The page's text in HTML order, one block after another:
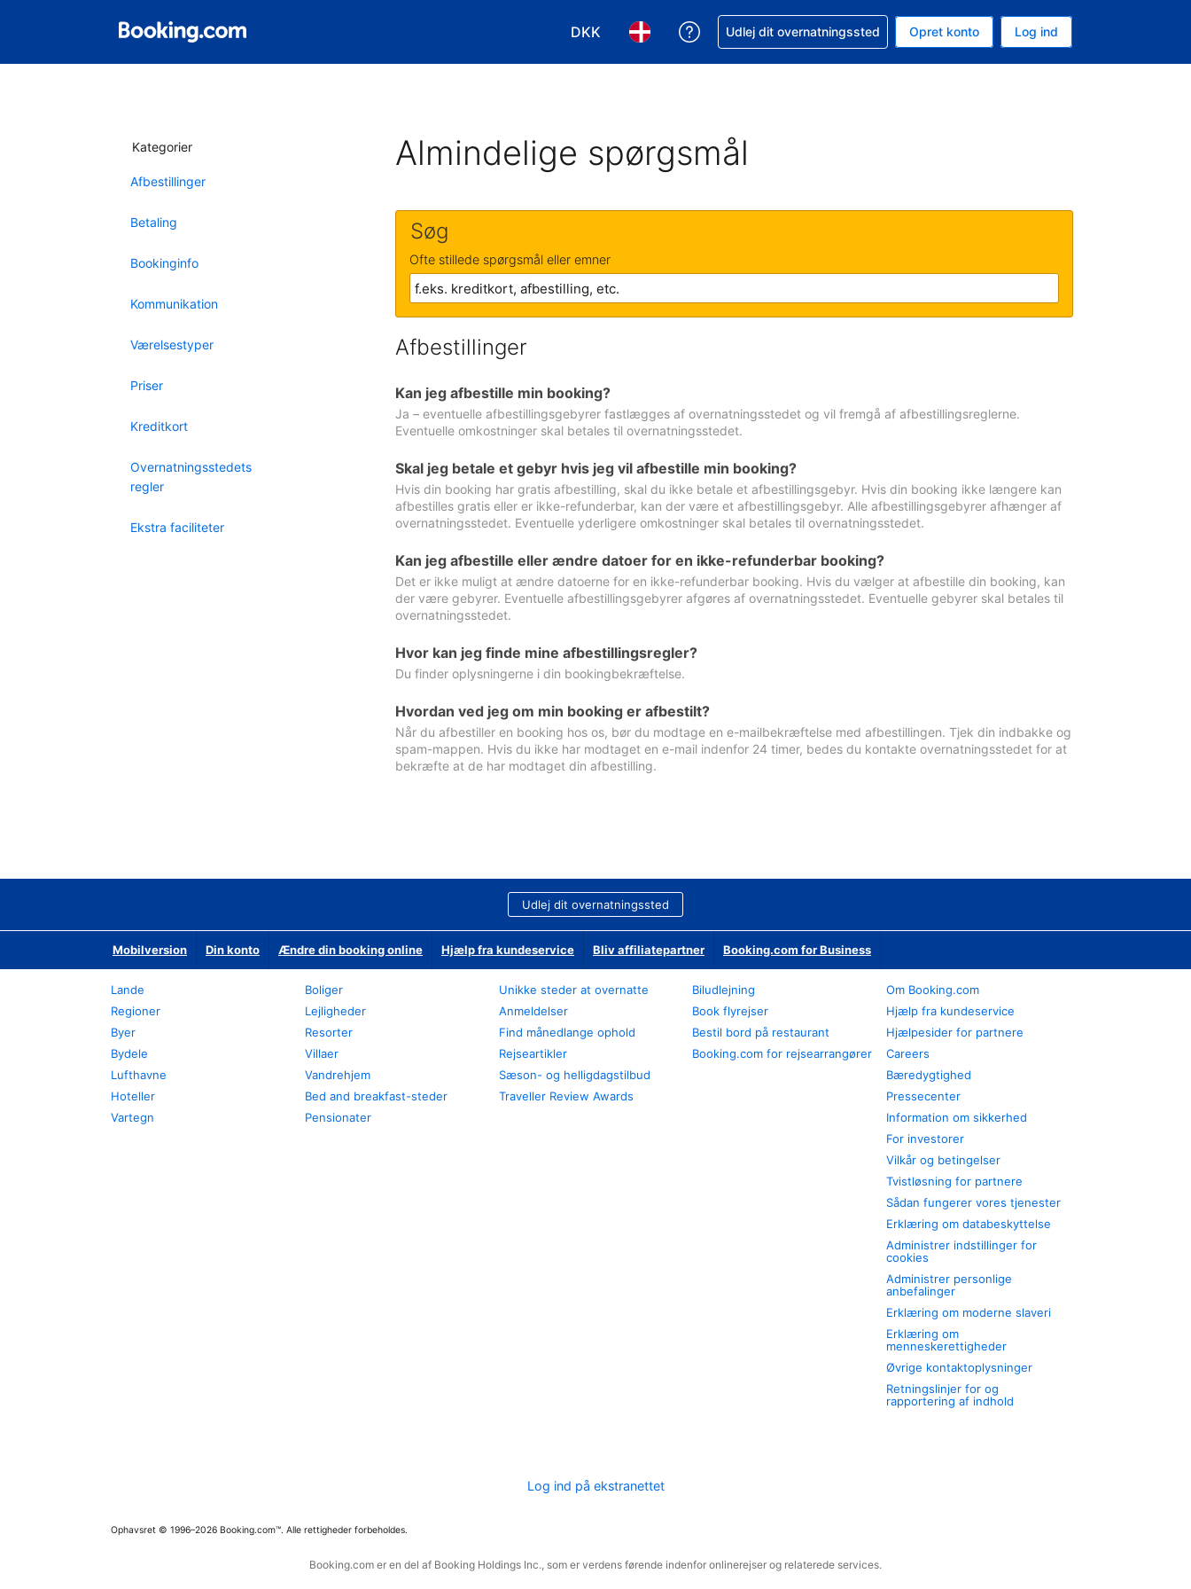
DKK
Vælg valuta. Din nuværende valuta er Danske kroner
Vælg sprog. Dit nuværende sprog er Dansk
Få hjælp til en booking
Udlej dit overnatningssted Opret konto Log ind
Kategorier
Afbestillinger
Betaling
Bookinginfo
Kommunikation
Værelsestyper
Priser
Kreditkort
Overnatningsstedets
regler
Ekstra faciliteter
Almindelige spørgsmål
Søg
Ofte stillede spørgsmål eller emner
Afbestillinger
Kan jeg afbestille min booking?
Ja – eventuelle afbestillingsgebyrer fastlægges af overnatningsstedet og vil fremgå af afbestillingsreglerne.
Eventuelle omkostninger skal betales til overnatningsstedet.
Skal jeg betale et gebyr hvis jeg vil afbestille min booking?
Hvis din booking har gratis afbestilling, skal du ikke betale et afbestillingsgebyr. Hvis din booking ikke længere kan
afbestilles gratis eller er ikke-refunderbar, kan der være et afbestillingsgebyr. Alle afbestillingsgebyrer afhænger af
overnatningsstedet. Eventuelle yderligere omkostninger skal betales til overnatningsstedet.
Kan jeg afbestille eller ændre datoer for en ikke-refunderbar booking?
Det er ikke muligt at ændre datoerne for en ikke-refunderbar booking. Hvis du vælger at afbestille din booking, kan
der være gebyrer. Eventuelle afbestillingsgebyrer afgøres af overnatningsstedet. Eventuelle gebyrer skal betales til
overnatningsstedet.
Hvor kan jeg finde mine afbestillingsregler?
Du finder oplysningerne i din bookingbekræftelse.
Hvordan ved jeg om min booking er afbestilt?
Når du afbestiller en booking hos os, bør du modtage en e-mailbekræftelse med afbestillingen. Tjek din indbakke og
spam-mappen. Hvis du ikke har modtaget en e-mail indenfor 24 timer, bedes du kontakte overnatningsstedet for at
bekræfte at de har modtaget din afbestilling.
Udlej dit overnatningssted
Mobilversion Din konto Ændre din booking online Hjælp fra kundeservice Bliv affiliatepartner Booking.com for Business
Lande
Regioner
Byer
Bydele
Lufthavne
Hoteller
Vartegn
Boliger
Lejligheder
Resorter
Villaer
Vandrehjem
Bed and breakfast-steder
Pensionater
Unikke steder at overnatte
Anmeldelser
Find månedlange ophold
Rejseartikler
Sæson- og helligdagstilbud
Traveller Review Awards
Biludlejning
Book flyrejser
Bestil bord på restaurant
Booking.com for rejsearrangører
Om Booking.com
Hjælp fra kundeservice
Hjælpesider for partnere
Careers
Bæredygtighed
Pressecenter
Information om sikkerhed
For investorer
Vilkår og betingelser
Tvistløsning for partnere
Sådan fungerer vores tjenester
Erklæring om databeskyttelse
Administrer indstillinger for
cookies
Administrer personlige
anbefalinger
Erklæring om moderne slaveri
Erklæring om
menneskerettigheder
Øvrige kontaktoplysninger
Retningslinjer for og
rapportering af indhold
Log ind på ekstranettet
Ophavsret © 1996–2026 Booking.com™. Alle rettigheder forbeholdes.
Booking.com er en del af Booking Holdings Inc., som er verdens førende indenfor onlinerejser og relaterede services.